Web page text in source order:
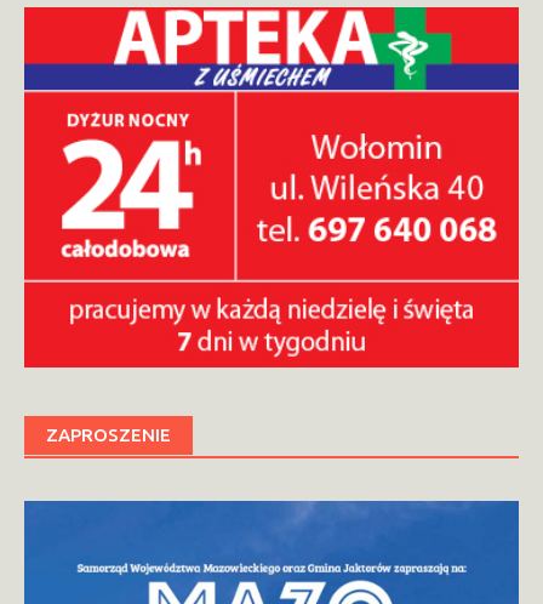
ZAPROSZENIE